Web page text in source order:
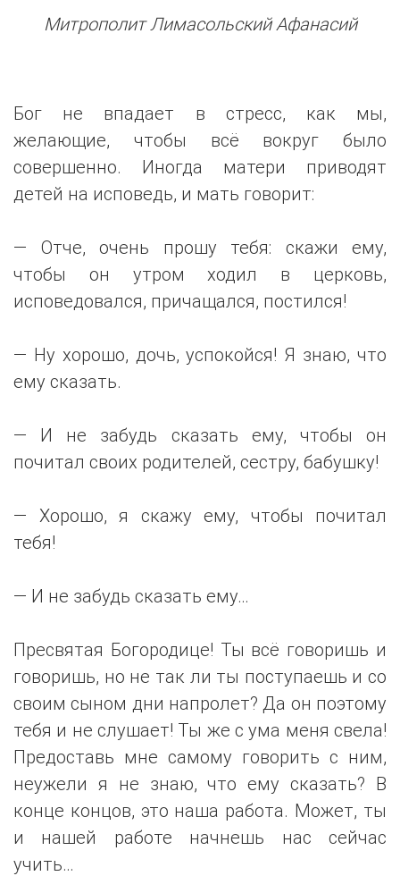
Митрополит Лимасольский Афанасий
Бог не впадает в стресс, как мы,
желающие, чтобы всё вокруг было
совершенно. Иногда матери приводят
детей на исповедь, и мать говорит:
— Отче, очень прошу тебя: скажи ему,
чтобы он утром ходил в церковь,
исповедовался, причащался, постился!
— Ну хорошо, дочь, успокойся! Я знаю, что
ему сказать.
— И не забудь сказать ему, чтобы он
почитал своих родителей, сестру, бабушку!
— Хорошо, я скажу ему, чтобы почитал
тебя!
— И не забудь сказать ему…
Пресвятая Богородице! Ты всё говоришь и
говоришь, но не так ли ты поступаешь и со
своим сыном дни напролет? Да он поэтому
тебя и не слушает! Ты же с ума меня свела!
Предоставь мне самому говорить с ним,
неужели я не знаю, что ему сказать? В
конце концов, это наша работа. Может, ты
и нашей работе начнешь нас сейчас
учить…